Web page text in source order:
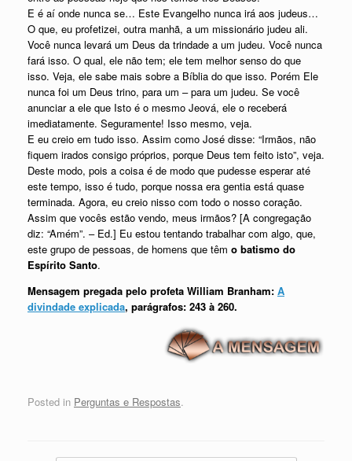
E é aí onde nunca se… Este Evangelho nunca irá aos judeus…
O que, eu profetizei, outra manhã, a um missionário judeu ali.
Você nunca levará um Deus da trindade a um judeu. Você nunca
fará isso. O qual, ele não tem; ele tem melhor senso do que
isso. Veja, ele sabe mais sobre a Bíblia do que isso. Porém Ele
nunca foi um Deus trino, para um – para um judeu. Se você
anunciar a ele que Isto é o mesmo Jeová, ele o receberá
imediatamente. Seguramente! Isso mesmo, veja.
E eu creio em tudo isso. Assim como José disse: “Irmãos, não
fiquem irados consigo próprios, porque Deus tem feito isto”, veja.
Deste modo, pois a coisa é de modo que pudesse esperar até
este tempo, isso é tudo, porque nossa era gentia está quase
terminada. Agora, eu creio nisso com todo o nosso coração.
Assim que vocês estão vendo, meus irmãos? [A congregação
diz: “Amém”. – Ed.] Eu estou tentando trabalhar com algo, que,
este grupo de pessoas, de homens que têm o batismo do
Espírito Santo.
Mensagem pregada pelo profeta William Branham: A
divindade explicada, parágrafos: 243 à 260.
Posted in Perguntas e Respostas.